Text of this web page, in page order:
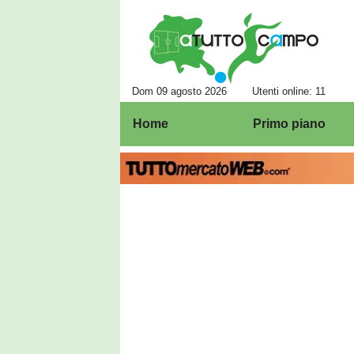
Dom 09 agosto 2026 Utenti online: 11
Home Primo piano